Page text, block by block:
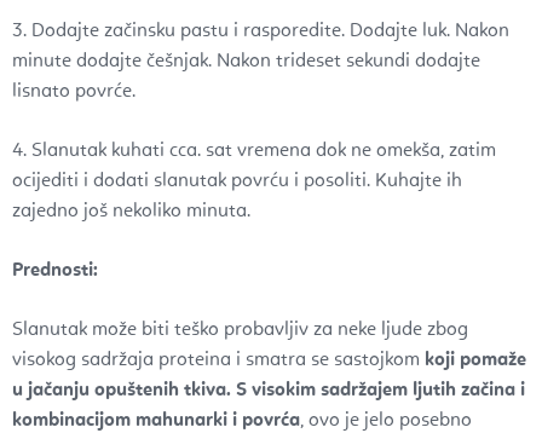
3. Dodajte začinsku pastu i rasporedite. Dodajte luk. Nakon
minute dodajte češnjak. Nakon trideset sekundi dodajte
lisnato povrće.
4. Slanutak kuhati cca. sat vremena dok ne omekša, zatim
ocijediti i dodati slanutak povrću i posoliti. Kuhajte ih
zajedno još nekoliko minuta.
Prednosti:
Slanutak može biti teško probavljiv za neke ljude zbog
visokog sadržaja proteina i smatra se sastojkom koji pomaže
u jačanju opuštenih tkiva. S visokim sadržajem ljutih začina i
kombinacijom mahunarki i povrća, ovo je jelo posebno